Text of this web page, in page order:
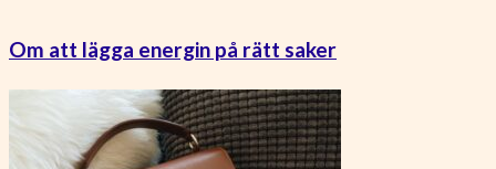
Om att lägga energin på rätt saker